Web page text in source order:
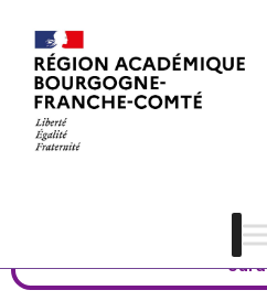
Jura